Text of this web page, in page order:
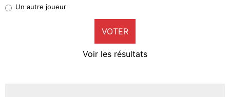
9%
Un autre joueur
VOTER
Voir les résultats